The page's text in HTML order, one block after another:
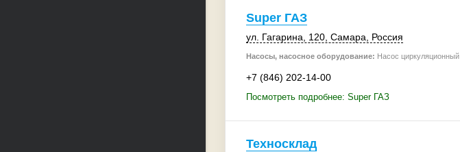
Super ГАЗ
ул. Гагарина 120, Самара Россия
Насосы, насосное оборудование: Насос циркуляционный
+7 (846) 202-14-00
Посмотреть подробнее: Super ГАЗ
Техносклад